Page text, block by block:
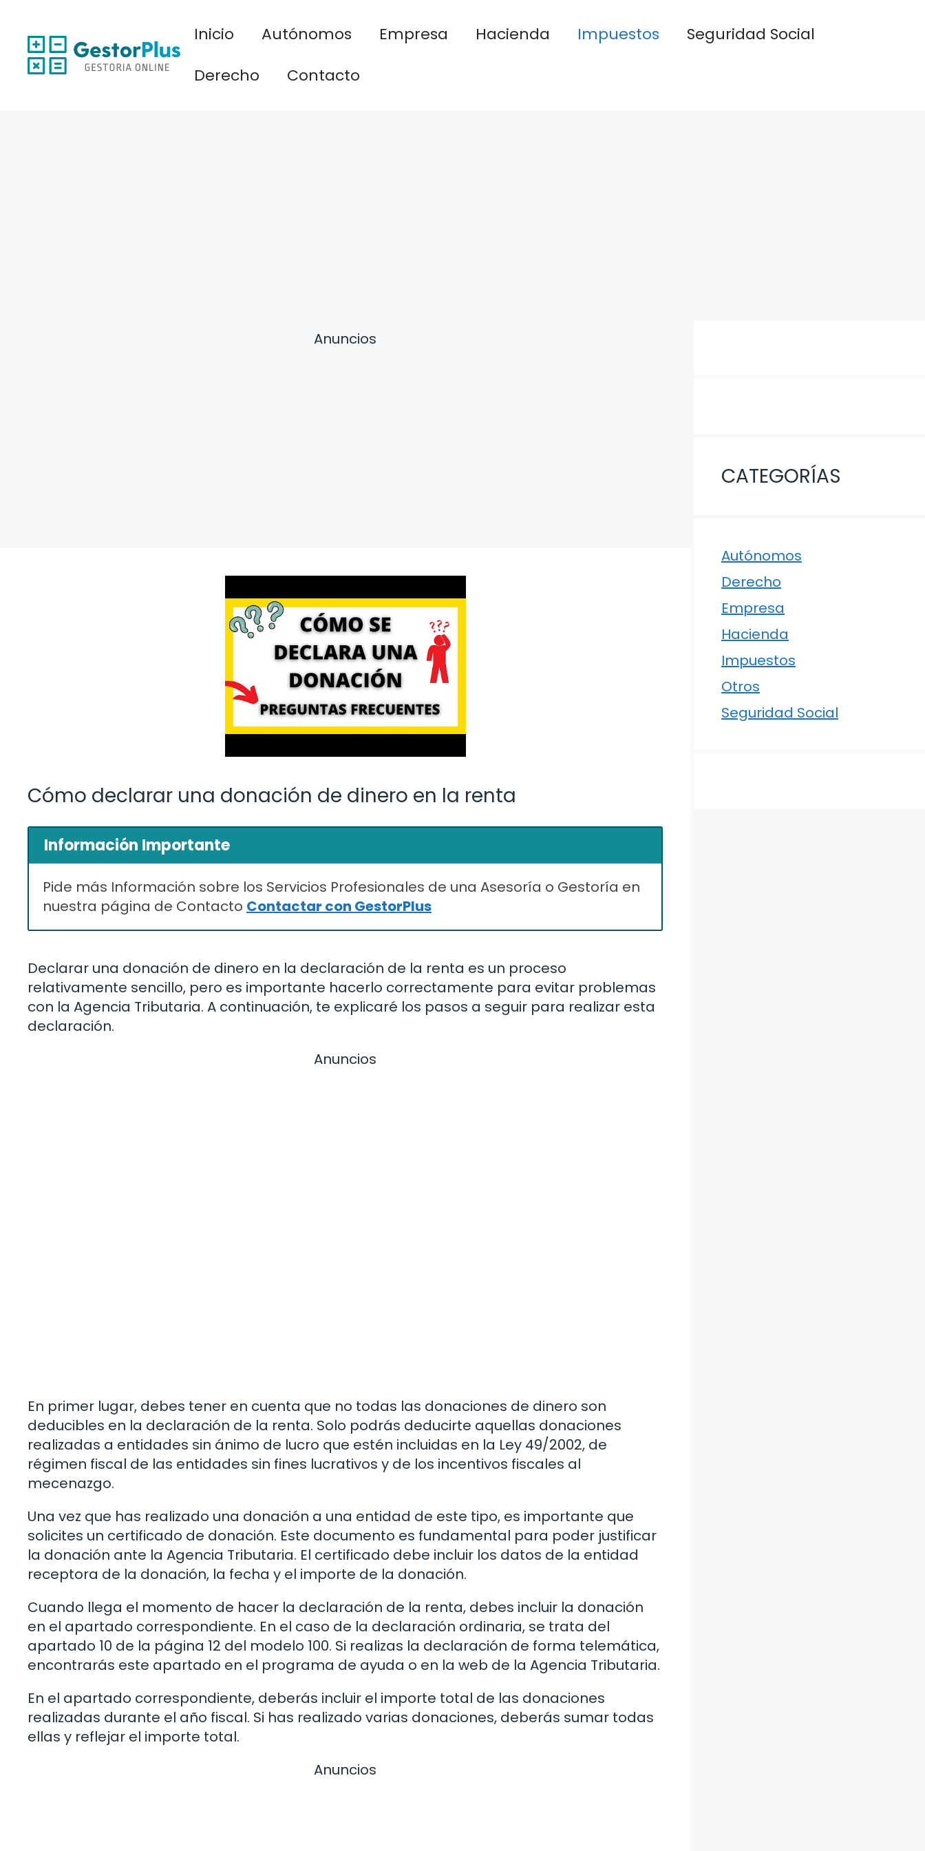
contenido
Inicio Autónomos Empresa Hacienda Impuestos
Seguridad Social
Derecho
Contacto
Anuncios
Cómo declarar una donación de dinero en la renta
Información Importante
Pide más Información sobre los Servicios Profesionales de una Asesoría o Gestoría en
nuestra página de Contacto Contactar con GestorPlus
Declarar una donación de dinero en la declaración de la renta es un proceso
relativamente sencillo, pero es importante hacerlo correctamente para evitar problemas
con la Agencia Tributaria. A continuación, te explicaré los pasos a seguir para realizar esta
declaración.
Anuncios
En primer lugar, debes tener en cuenta que no todas las donaciones de dinero son
deducibles en la declaración de la renta. Solo podrás deducirte aquellas donaciones
realizadas a entidades sin ánimo de lucro que estén incluidas en la Ley 49/2002, de
régimen fiscal de las entidades sin fines lucrativos y de los incentivos fiscales al
mecenazgo.
Una vez que has realizado una donación a una entidad de este tipo, es importante que
solicites un certificado de donación. Este documento es fundamental para poder justificar
la donación ante la Agencia Tributaria. El certificado debe incluir los datos de la entidad
receptora de la donación, la fecha y el importe de la donación.
Cuando llega el momento de hacer la declaración de la renta, debes incluir la donación
en el apartado correspondiente. En el caso de la declaración ordinaria, se trata del
apartado 10 de la página 12 del modelo 100. Si realizas la declaración de forma telemática,
encontrarás este apartado en el programa de ayuda o en la web de la Agencia Tributaria.
En el apartado correspondiente, deberás incluir el importe total de las donaciones
realizadas durante el año fiscal. Si has realizado varias donaciones, deberás sumar todas
ellas y reflejar el importe total.
Anuncios
CATEGORÍAS
Autónomos
Derecho
Empresa
Hacienda
Impuestos
Otros
Seguridad Social